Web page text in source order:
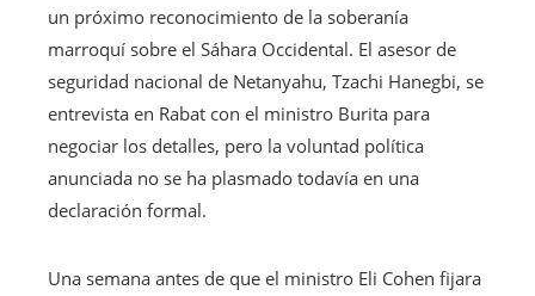
un próximo reconocimiento de la soberanía
marroquí sobre el Sáhara Occidental. El asesor de
seguridad nacional de Netanyahu, Tzachi Hanegbi, se
entrevista en Rabat con el ministro Burita para
negociar los detalles, pero la voluntad política
anunciada no se ha plasmado todavía en una
declaración formal.
Una semana antes de que el ministro Eli Cohen fijara